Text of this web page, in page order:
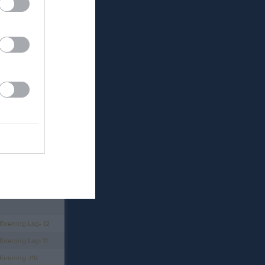
Lag- 12
Lag- 11
J18